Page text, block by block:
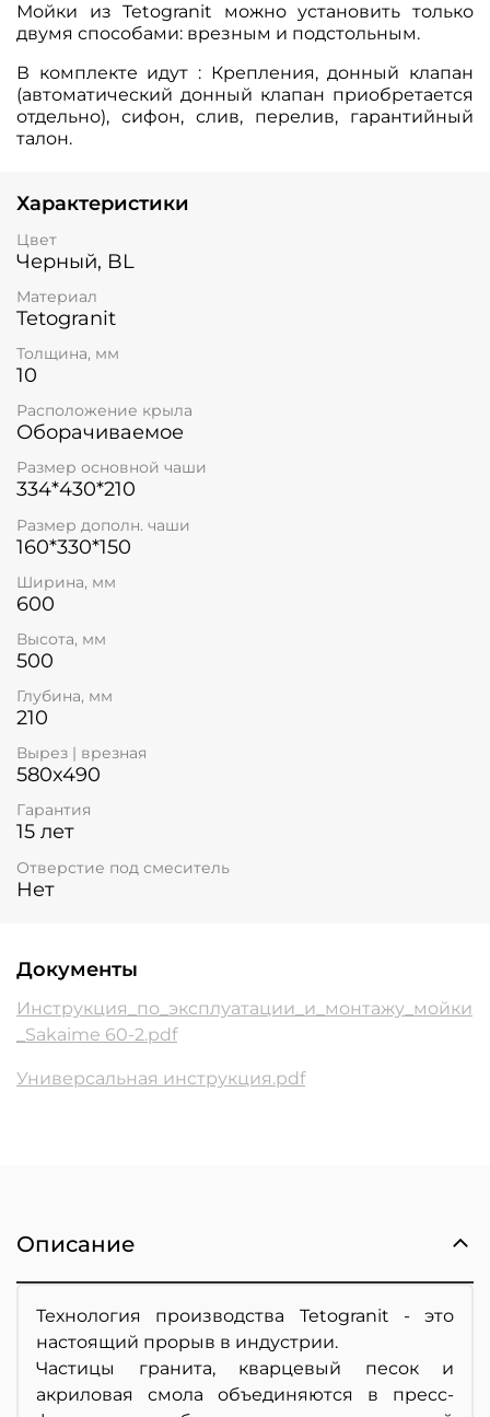
Мойки из Tetogranit можно установить только
двумя способами: врезным и подстольным.
В комплекте идут : Крепления, донный клапан
(автоматический донный клапан приобретается
отдельно), сифон, слив, перелив, гарантийный
талон.
Характеристики
Цвет
Черный, BL
Материал
Tetogranit
Толщина, мм
10
Расположение крыла
Оборачиваемое
Размер основной чаши
334*430*210
Размер дополн. чаши
160*330*150
Ширина, мм
600
Высота, мм
500
Глубина, мм
210
Вырез | врезная
580x490
Гарантия
15 лет
Отверстие под смеситель
Нет
Документы
Инструкция_по_эксплуатации_и_монтажу_мойки
_Sakaime 60-2.pdf
Универсальная инструкция.pdf
Описание
Технология производства Tetogranit - это
настоящий прорыв в индустрии.
Частицы гранита, кварцевый песок и
акриловая смола объединяются в пресс-